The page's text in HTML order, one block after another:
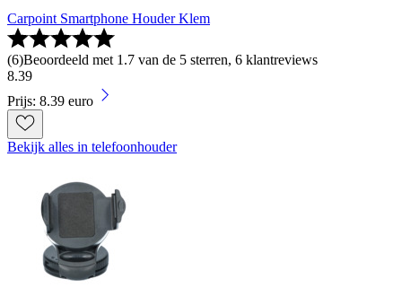
Carpoint Smartphone Houder Klem
(6)Beoordeeld met 1.7 van de 5 sterren, 6 klantreviews
8.39
Prijs: 8.39 euro
Bekijk alles in telefoonhouder